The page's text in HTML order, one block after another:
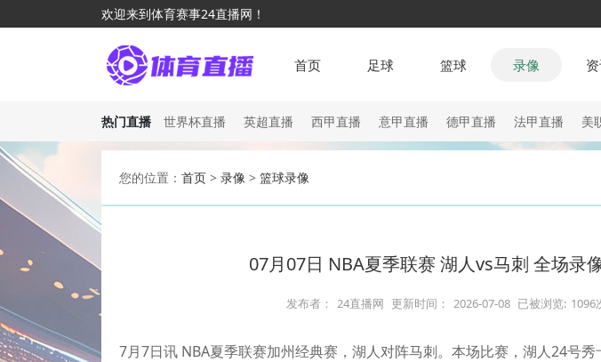
欢迎来到体育赛事24直播网！
首页 足球 篮球 录像
热门直播 世界杯直播 英超直播 西甲直播 意甲直播 德甲直播 法甲直播 美
您的位置： 首页 > 录像 > 篮球录像
07月07日 NBA夏季联赛 湖人vs马刺 全场录
发布者： 24直播网 更新时间： 2026-07-08 已被浏览: 1096
7月7日讯 NBA夏季联赛加州经典赛，湖人对阵马刺。本场比赛，湖人24号秀